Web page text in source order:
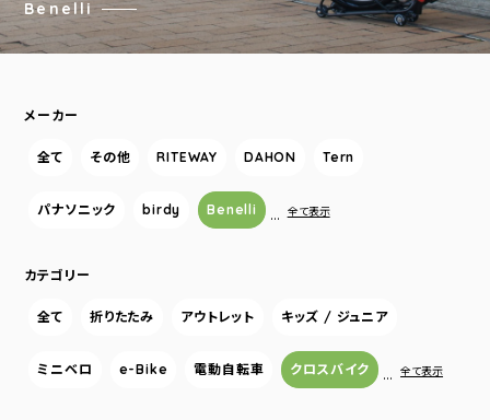
Benelli
メーカー
全て その他 RITEWAY DAHON Tern
パナソニック birdy Benelli … 全て表示
カテゴリー
全て 折りたたみ アウトレット キッズ / ジュニア
ミニベロ e-Bike 電動自転車 クロスバイク … 全て表示